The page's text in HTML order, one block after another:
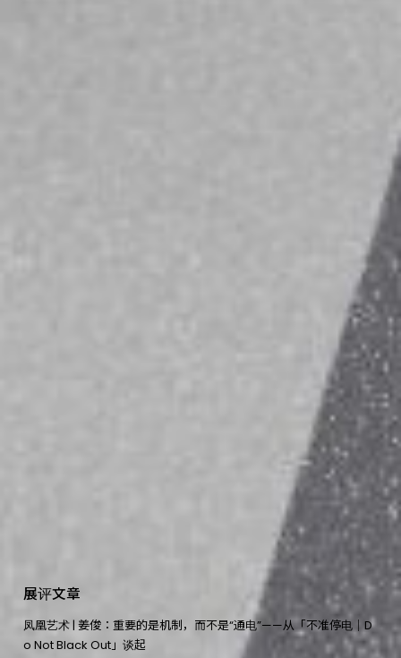
展评文章
凤凰艺术 | 姜俊：重要的是机制，而不是“通电”——从「不准停电｜D
o Not Black Out」谈起